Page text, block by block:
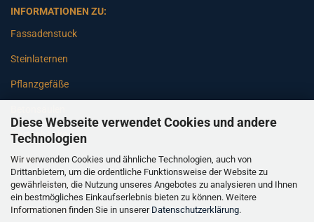
Diese Webseite verwendet Cookies und andere
Technologien
Wir verwenden Cookies und ähnliche Technologien, auch von
Drittanbietern, um die ordentliche Funktionsweise der Website zu
gewährleisten, die Nutzung unseres Angebotes zu analysieren und Ihnen
ein bestmögliches Einkaufserlebnis bieten zu können. Weitere
Informationen finden Sie in unserer Datenschutzerklärung.
INFORMATIONEN ZU:
Fassadenstuck
Steinlaternen
Pflanzgefäße
Gartenbänke
Pfeiler
Gartenbrunnen
Gartenfiguren